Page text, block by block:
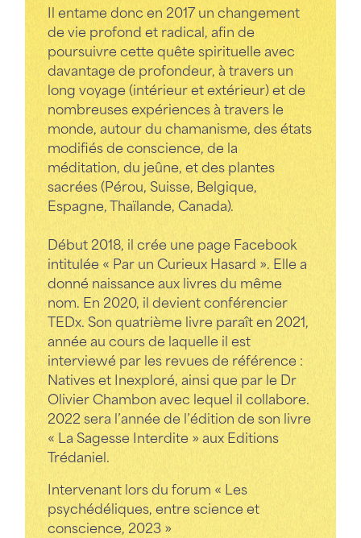
Il entame donc en 2017 un changement
de vie profond et radical, afin de
poursuivre cette quête spirituelle avec
davantage de profondeur, à travers un
long voyage (intérieur et extérieur) et de
nombreuses expériences à travers le
monde, autour du chamanisme, des états
modifiés de conscience, de la
méditation, du jeûne, et des plantes
sacrées (Pérou, Suisse, Belgique,
Espagne, Thaïlande, Canada).
Début 2018, il crée une page Facebook
intitulée « Par un Curieux Hasard ». Elle a
donné naissance aux livres du même
nom. En 2020, il devient conférencier
TEDx. Son quatrième livre paraît en 2021,
année au cours de laquelle il est
interviewé par les revues de référence :
Natives et Inexploré, ainsi que par le Dr
Olivier Chambon avec lequel il collabore.
2022 sera l’année de l’édition de son livre
« La Sagesse Interdite » aux Editions
Trédaniel.
Intervenant lors du forum « Les
psychédéliques, entre science et
conscience, 2023 »